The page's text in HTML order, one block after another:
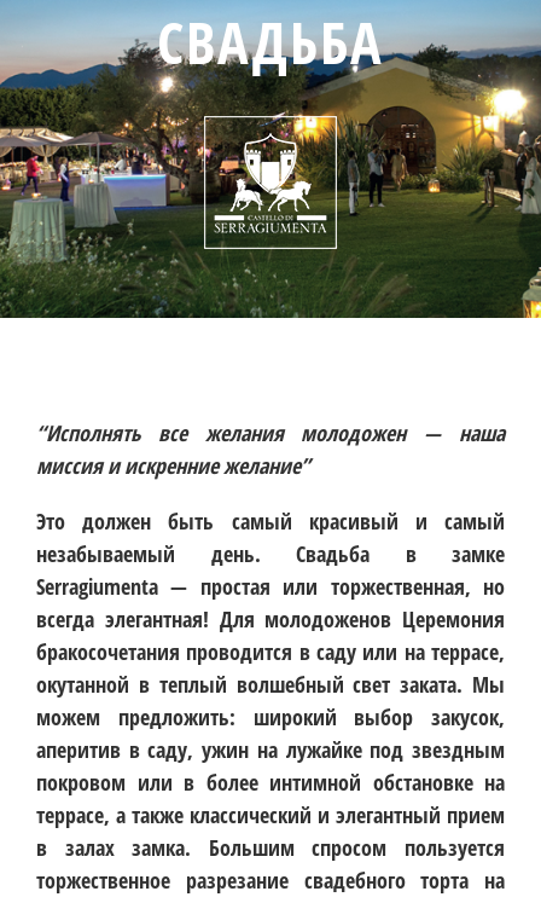
СВАДЬБА
“Исполнять все желания молодожен — наша
миссия и искренние желание”
Это должен быть самый красивый и самый
незабываемый день. Свадьба в замке
Serragiumenta — простая или торжественная, но
всегда элегантная! Для молодоженов Церемония
бракосочетания проводится в саду или на террасе,
окутанной в теплый волшебный свет заката. Мы
можем предложить: широкий выбор закусок,
аперитив в саду, ужин на лужайке под звездным
покровом или в более интимной обстановке на
террасе, а также классический и элегантный прием
в залах замка. Большим спросом пользуется
торжественное разрезание свадебного торта на